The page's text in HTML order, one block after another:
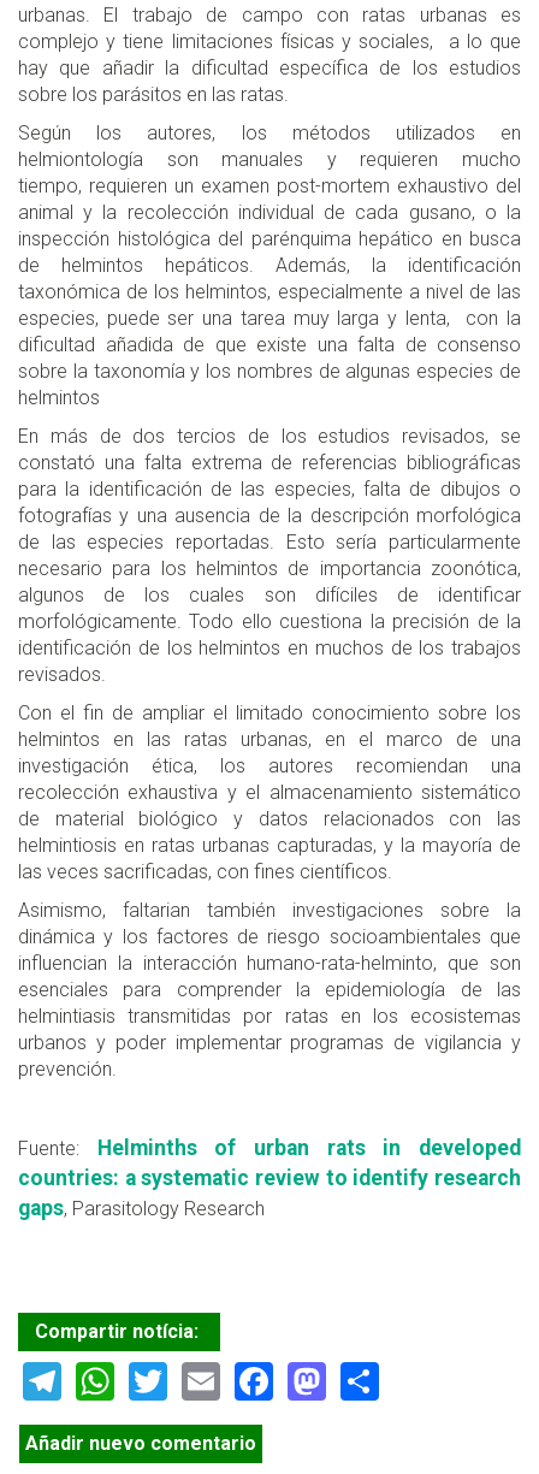
urbanas. El trabajo de campo con ratas urbanas es
complejo y tiene limitaciones físicas y sociales, a lo que
hay que añadir la dificultad específica de los estudios
sobre los parásitos en las ratas.
Según los autores, los métodos utilizados en
helmiontología son manuales y requieren mucho
tiempo, requieren un examen post-mortem exhaustivo del
animal y la recolección individual de cada gusano, o la
inspección histológica del parénquima hepático en busca
de helmintos hepáticos. Además, la identificación
taxonómica de los helmintos, especialmente a nivel de las
especies, puede ser una tarea muy larga y lenta, con la
dificultad añadida de que existe una falta de consenso
sobre la taxonomía y los nombres de algunas especies de
helmintos
En más de dos tercios de los estudios revisados, se
constató una falta extrema de referencias bibliográficas
para la identificación de las especies, falta de dibujos o
fotografías y una ausencia de la descripción morfológica
de las especies reportadas. Esto sería particularmente
necesario para los helmintos de importancia zoonótica,
algunos de los cuales son difíciles de identificar
morfológicamente. Todo ello cuestiona la precisión de la
identificación de los helmintos en muchos de los trabajos
revisados.
Con el fin de ampliar el limitado conocimiento sobre los
helmintos en las ratas urbanas, en el marco de una
investigación ética, los autores recomiendan una
recolección exhaustiva y el almacenamiento sistemático
de material biológico y datos relacionados con las
helmintiosis en ratas urbanas capturadas, y la mayoría de
las veces sacrificadas, con fines científicos.
Asimismo, faltarian también investigaciones sobre la
dinámica y los factores de riesgo socioambientales que
influencian la interacción humano-rata-helminto, que son
esenciales para comprender la epidemiología de las
helmintiasis transmitidas por ratas en los ecosistemas
urbanos y poder implementar programas de vigilancia y
prevención.
Fuente: Helminths of urban rats in developed
countries: a systematic review to identify research
gaps, Parasitology Research
Compartir notícia:
Telegram
WhatsApp
TwitterEmailFacebook
Mastodon
Añadir nuevo comentario